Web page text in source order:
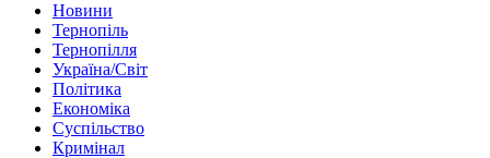
Новини
Тернопіль
Тернопілля
Україна/Світ
Політика
Економіка
Суспільство
Кримінал